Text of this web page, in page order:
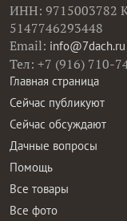
ИНН: 9715003782
5147746293448
Email: info@7dach.ru
Тел: +7 (916) 710-
Главная страница
Сейчас публикуют
Сейчас обсуждают
Дачные вопросы
Помощь
Все товары
Все фото